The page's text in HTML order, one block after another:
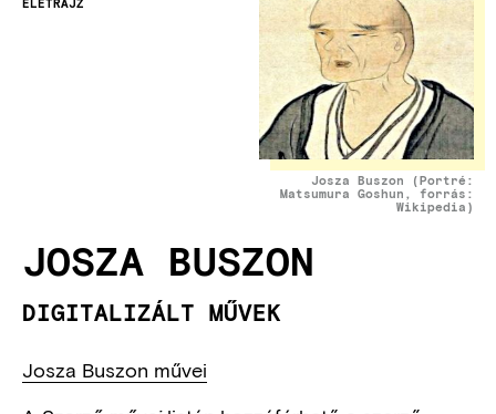
Josza Buszon (Portré:
Matsumura Goshun, forrás:
Wikipedia)
JOSZA BUSZON
DIGITALIZÁLT MŰVEK
Josza Buszon művei